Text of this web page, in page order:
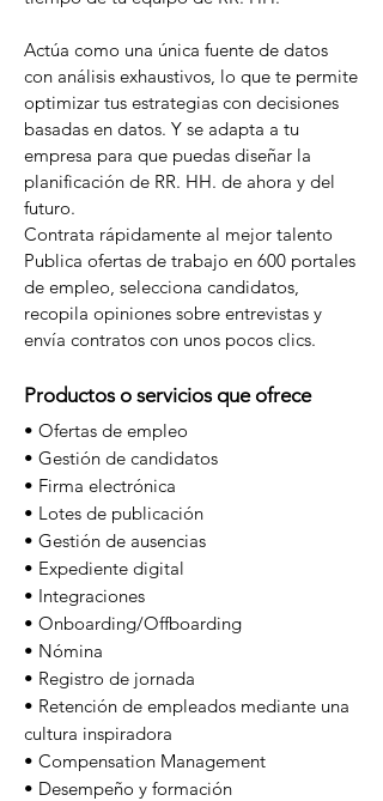
Actúa como una única fuente de datos
con análisis exhaustivos, lo que te permite
optimizar tus estrategias con decisiones
basadas en datos. Y se adapta a tu
empresa para que puedas diseñar la
planificación de RR. HH. de ahora y del
futuro.
Contrata rápidamente al mejor talento
Publica ofertas de trabajo en 600 portales
de empleo, selecciona candidatos,
recopila opiniones sobre entrevistas y
envía contratos con unos pocos clics.
Productos o servicios que ofrece
• Ofertas de empleo
• Gestión de candidatos
• Firma electrónica
• Lotes de publicación
• Gestión de ausencias
• Expediente digital
• Integraciones
• Onboarding/Offboarding
• Nómina
• Registro de jornada
• Retención de empleados mediante una
cultura inspiradora
• Compensation Management
• Desempeño y formación